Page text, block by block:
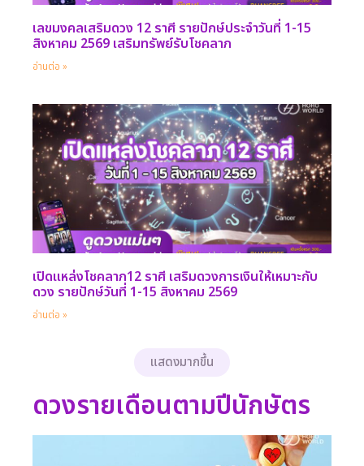
เลขมงคลเสริมดวง 12 ราศี รายปักษ์ประจำวันที่ 1-15
สิงหาคม 2569 เสริมทรัพย์รับโชคลาภ
อ่านต่อ »
เปิดแหล่งโชคลาภ12 ราศี เสริมดวงการเงินให้เหมาะกับ
ดวง รายปักษ์วันที่ 1-15 สิงหาคม 2569
อ่านต่อ »
แสดงมากขึ้น
ดวงรายเดือนตามปีนักษัตร